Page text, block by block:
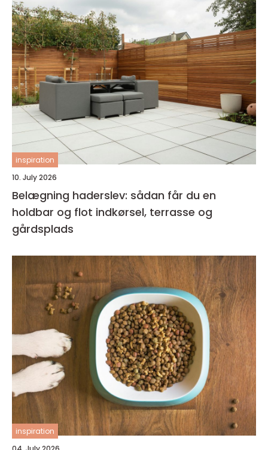
inspiration
10. July 2026
Belægning haderslev: sådan får du en
holdbar og flot indkørsel, terrasse og
gårdsplads
inspiration